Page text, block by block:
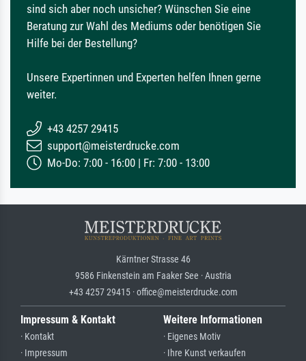
sind sich aber noch unsicher? Wünschen Sie eine
Beratung zur Wahl des Mediums oder benötigen Sie
Hilfe bei der Bestellung?
Unsere Expertinnen und Experten helfen Ihnen gerne
weiter.
+43 4257 29415
support@meisterdrucke.com
Mo-Do: 7:00 - 16:00 | Fr: 7:00 - 13:00
Kärntner Strasse 46
9586 Finkenstein am Faaker See · Austria
+43 4257 29415 · office@meisterdrucke.com
Impressum & Kontakt
· Kontakt
· Impressum
Weitere Informationen
· Eigenes Motiv
· Ihre Kunst verkaufen